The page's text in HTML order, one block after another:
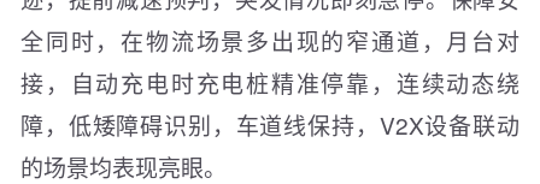
全同时，在物流场景多出现的窄通道，月台对
接，自动充电时充电桩精准停靠，连续动态绕
障，低矮障碍识别，车道线保持，V2X设备联动
的场景均表现亮眼。